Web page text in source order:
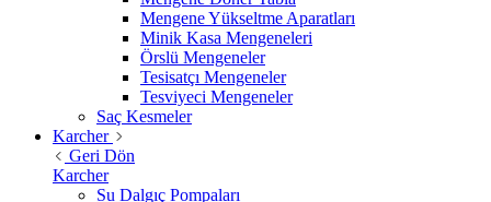
Mengene Yükseltme Aparatları
Minik Kasa Mengeneleri
Örslü Mengeneler
Tesisatçı Mengeneler
Tesviyeci Mengeneler
Saç Kesmeler
Karcher
Geri Dön
Karcher
Su Dalgıç Pompaları